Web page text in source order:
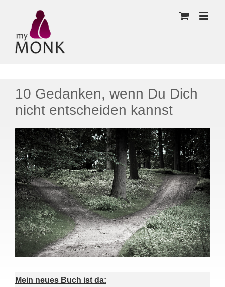
10 Gedanken, wenn Du Dich
nicht entscheiden kannst
Mein neues Buch ist da: